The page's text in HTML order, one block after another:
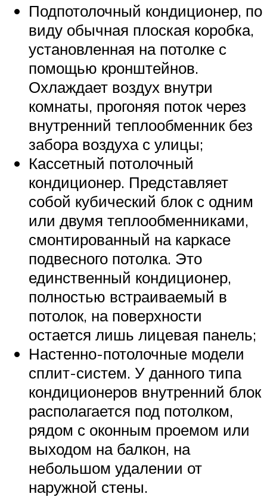
Подпотолочный кондиционер, по
виду обычная плоская коробка,
установленная на потолке с
помощью кронштейнов.
Охлаждает воздух внутри
комнаты, прогоняя поток через
внутренний теплообменник без
забора воздуха с улицы;
Кассетный потолочный
кондиционер. Представляет
собой кубический блок с одним
или двумя теплообменниками,
смонтированный на каркасе
подвесного потолка. Это
единственный кондиционер,
полностью встраиваемый в
потолок, на поверхности
остается лишь лицевая панель;
Настенно-потолочные модели
сплит-систем. У данного типа
кондиционеров внутренний блок
располагается под потолком,
рядом с оконным проемом или
выходом на балкон, на
небольшом удалении от
наружной стены.